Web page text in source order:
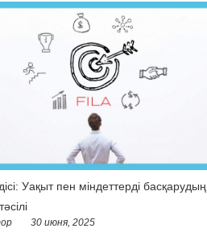
Уақыт пен міндеттерді басқарудың
30 июня, 2025